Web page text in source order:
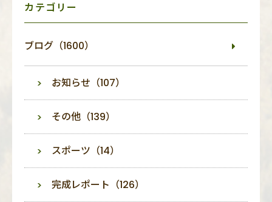
カテゴリー
ブログ（1600）
お知らせ（107）
その他（139）
スポーツ（14）
完成レポート（126）